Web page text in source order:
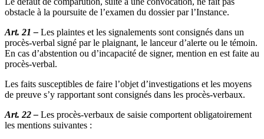
obstacle à la poursuite de l’examen du dossier par l’Instance.
Art. 21 – Les plaintes et les signalements sont consignés dans un
procès-verbal signé par le plaignant, le lanceur d’alerte ou le témoin.
En cas d’abstention ou d’incapacité de signer, mention en est faite au
procès-verbal.
Les faits susceptibles de faire l’objet d’investigations et les moyens
de preuve s’y rapportant sont consignés dans les procès-verbaux.
Art. 22 – Les procès-verbaux de saisie comportent obligatoirement
les mentions suivantes :